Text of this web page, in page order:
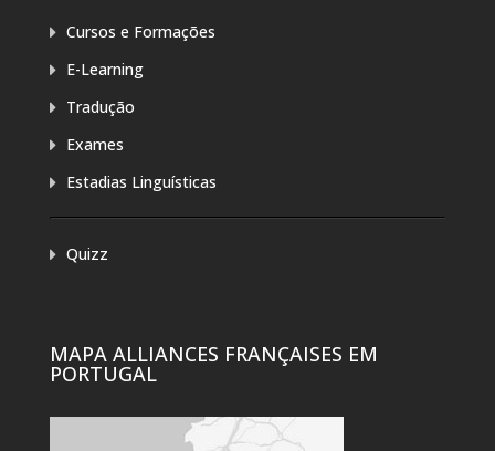
Cursos e Formações
E-Learning
Tradução
Exames
Estadias Linguísticas
Quizz
MAPA ALLIANCES FRANÇAISES EM
PORTUGAL